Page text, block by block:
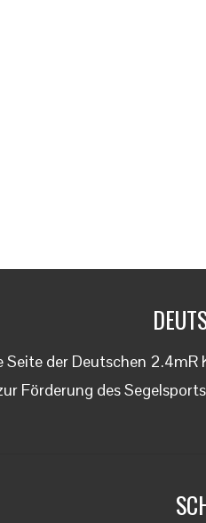
der Deutschen 2.4mR
Förderung des